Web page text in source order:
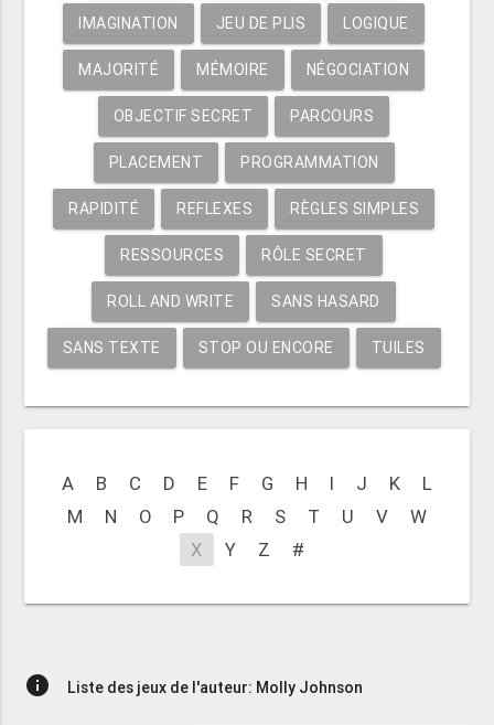
IMAGINATION JEU DE PLIS LOGIQUE
MAJORITÉ MÉMOIRE NÉGOCIATION
OBJECTIF SECRET PARCOURS
PLACEMENT PROGRAMMATION
RAPIDITÉ REFLEXES RÈGLES SIMPLES
RESSOURCES RÔLE SECRET
ROLL AND WRITE SANS HASARD
SANS TEXTE STOP OU ENCORE TUILES
A B C D E F G H I J K
L
M
N O P Q R S T U V
W
X
Y Z #
info Liste des jeux de l'auteur: Molly Johnson